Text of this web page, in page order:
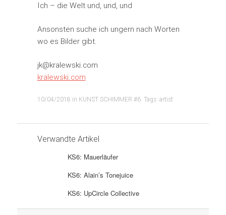
Ich – die Welt und, und, und
Ansonsten suche ich ungern nach Worten
wo es Bilder gibt.
jk@kralewski.com
kralewski.com
10/04/2018 in KUNST SCHIMMER #6. Tags: artist
Verwandte Artikel
KS6: Mauerläufer
KS6: Alain’s Tonejuice
KS6: UpCircle Collective